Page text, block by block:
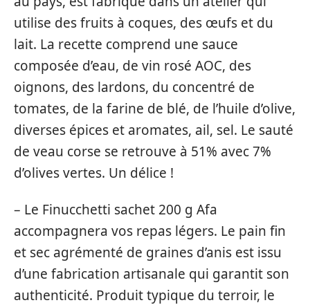
utilise des fruits à coques, des œufs et du
lait. La recette comprend une sauce
composée d’eau, de vin rosé AOC, des
oignons, des lardons, du concentré de
tomates, de la farine de blé, de l’huile d’olive,
diverses épices et aromates, ail, sel. Le sauté
de veau corse se retrouve à 51% avec 7%
d’olives vertes. Un délice !
– Le Finucchetti sachet 200 g Afa
accompagnera vos repas légers. Le pain fin
et sec agrémenté de graines d’anis est issu
d’une fabrication artisanale qui garantit son
authenticité. Produit typique du terroir, le